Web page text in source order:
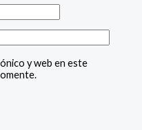
y web en este